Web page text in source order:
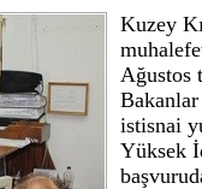
Kuzey
Ağustos
istisnai
Yüksek